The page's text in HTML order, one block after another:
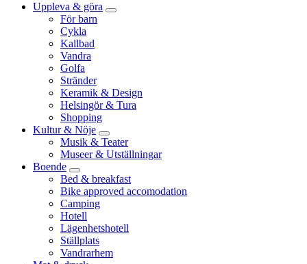
Uppleva & göra
För barn
Cykla
Kallbad
Vandra
Golfa
Stränder
Keramik & Design
Helsingör & Tura
Shopping
Kultur & Nöje
Musik & Teater
Museer & Utställningar
Boende
Bed & breakfast
Bike approved accomodation
Camping
Hotell
Lägenhetshotell
Ställplats
Vandrarhem